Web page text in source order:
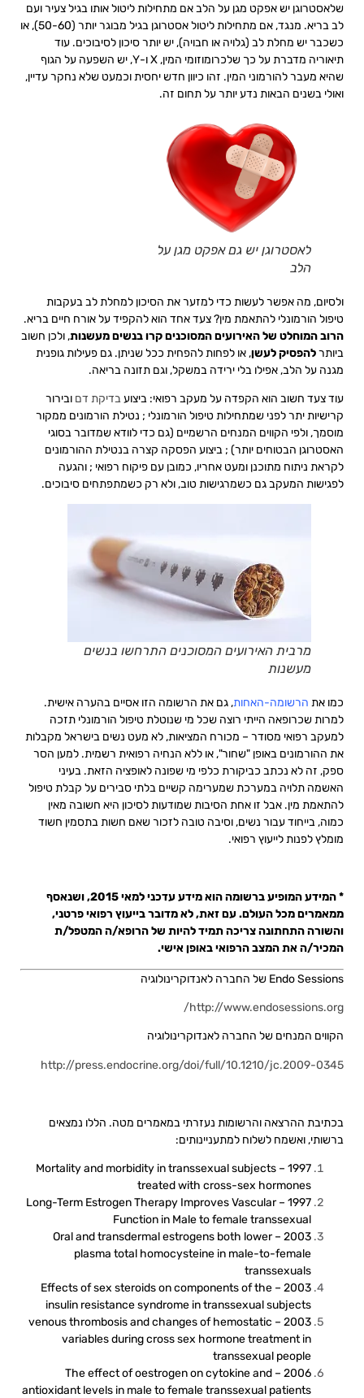
שלאסטרוגן יש אפקט מגן על הלב אם מתחילות ליטול אותו בגיל צעיר ועם
לב בריא. מנגד, אם מתחילות ליטול אסטרוגן בגיל מבוגר יותר (50-60), או
כשכבר יש מחלת לב (גלויה או חבויה), יש יותר סיכון לסיבוכים. עוד
תיאוריה מדברת על כך שלכרומוזומי המין, X ו-Y, יש השפעה על הגוף
שהיא מעבר להורמוני המין. זהו כיוון חדש יחסית וכמעט שלא נחקר עדיין,
ואולי בשנים הבאות נדע יותר על תחום זה.
לאסטרוגן יש גם אפקט מגן על
הלב
ולסיום, מה אפשר לעשות כדי למזער את הסיכון למחלת לב בעקבות
טיפול הורמונלי להתאמת מין? צעד אחד הוא להקפיד על אורח חיים בריא.
הרוב המוחלט של האירועים המסוכנים קרו בנשים מעשנות, ולכן חשוב
ביותרלהפסיק לעשן, או לפחות להפחית ככל שניתן. גם פעילות גופנית
מגנה על הלב, אפילו בלי ירידה במשקל, וגם תזונה בריאה.
עוד צעד חשוב הוא הקפדה על מעקב רפואי: ביצועבדיקת דם ובירור
קרישיות יתר לפני שמתחילות טיפול הורמונלי ; נטילת הורמונים ממקור
מוסמך, ולפי הקווים המנחים הרשמיים (גם כדי לוודא שמדובר בסוגי
האסטרוגן הבטוחים יותר) ; ביצוע הפסקה קצרה בנטילת ההורמונים
לקראת ניתוח מתוכנן ומעט אחריו, כמובן עם פיקוח רפואי ; והגעה
לפגישות המעקב גם כשמרגישות טוב, ולא רק כשמתפתחים סיבוכים.
מרבית האירועים המסוכנים התרחשו בנשים
מעשנות
כמו את הרשומה-האחות, גם את הרשומה הזו אסיים בהערה אישית.
למרות שכרופאה הייתי רוצה שכל מי שנוטלת טיפול הורמונלי תזכה
למעקב רפואי מסודר – מכורח המציאות, לא מעט נשים בישראל מקבלות
את ההורמונים באופן "שחור", או ללא הנחיה רפואית רשמית. למען הסר
ספק, זה לא נכתב כביקורת כלפי מי שפונה לאופציה הזאת. בעיני
האשמה תלויה במערכת שמערימה קשיים בלתי סבירים על קבלת טיפול
להתאמת מין. אבל זו אחת הסיבות שמודעות לסיכון היא חשובה מאין
כמוה, בייחוד עבור נשים, וסיבה טובה לזכור שאם חשות בתסמין חשוד
מומלץ לפנות לייעוץ רפואי.
* המידע המופיע ברשומה הוא מידע עדכני למאי 2015, ושנאסף
ממאמרים מכל העולם. עם זאת, לא מדובר בייעוץ רפואי פרטני,
והשורה התחתונה צריכה תמיד להיות של הרופא/ה המטפל/ת
המכיר/ה את המצב הרפואי באופן אישי.
Endo Sessions של החברה לאנדוקרינולוגיה
http://www.endosessions.org/
הקווים המנחים של החברה לאנדוקרינולוגיה
http://press.endocrine.org/doi/full/10.1210/jc.2009-0345
בכתיבת ההרצאה והרשומות נעזרתי במאמרים מטה. הללו נמצאים
ברשותי, ואשמח לשלוח למתעניינותים:
1997 – Mortality and morbidity in transsexual subjects
treated with cross-sex hormones
1997 – Long-Term Estrogen Therapy Improves Vascular
Function in Male to female transsexual
2003 – Oral and transdermal estrogens both lower
plasma total homocysteine in male-to-female
transsexuals
2003 – Effects of sex steroids on components of the
insulin resistance syndrome in transsexual subjects
2003 – venous thrombosis and changes of hemostatic
variables during cross sex hormone treatment in
transsexual people
2006 – The effect of oestrogen on cytokine and
antioxidant levels in male to female transsexual patients